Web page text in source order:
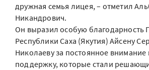
дружная семья лицея, – отметил
Никандрович.
Он выразил особую благодарность
Республики Саха (Якутия) Айсену
Николаеву за постоянное
поддержку, которые стали